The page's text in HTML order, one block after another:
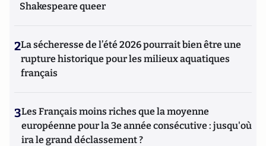
Shakespeare queer
2La sécheresse de l’été 2026 pourrait bien être une
rupture historique pour les milieux aquatiques
français
3Les Français moins riches que la moyenne
européenne pour la 3e année consécutive : jusqu'où
ira le grand déclassement ?